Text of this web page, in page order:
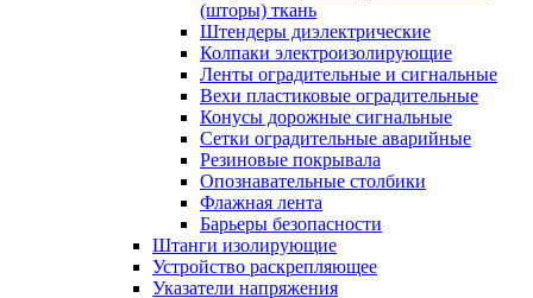
(шторы) ткань
Штендеры диэлектрические
Колпаки электроизолирующие
Ленты оградительные и сигнальные
Вехи пластиковые оградительные
Конусы дорожные сигнальные
Сетки оградительные аварийные
Резиновые покрывала
Опознавательные столбики
Флажная лента
Барьеры безопасности
Штанги изолирующие
Устройство раскрепляющее
Указатели напряжения